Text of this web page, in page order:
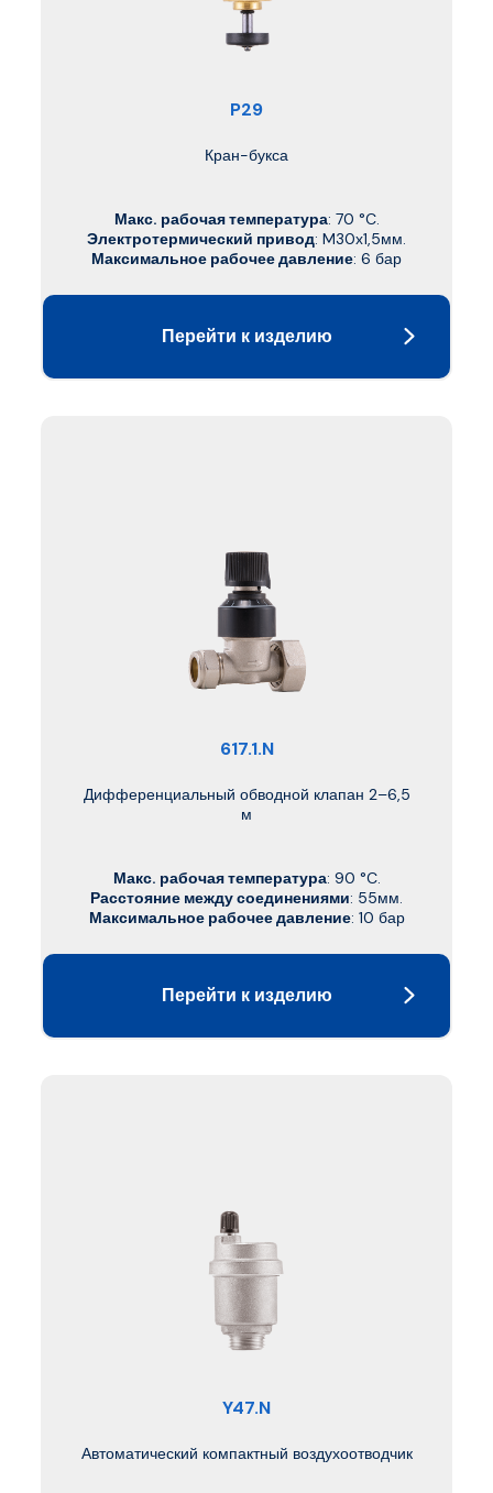
P29
Кран-букса
Макс. рабочая температура: 70 °C.
Электротермический привод: M30x1,5мм.
Максимальное рабочее давление: 6 бар
Перейти к изделию
617.1.N
Дифференциальный обводной клапан 2–6,5
м
Макс. рабочая температура: 90 °C.
Расстояние между соединениями: 55мм.
Максимальное рабочее давление: 10 бар
Перейти к изделию
Y47.N
Автоматический компактный воздухоотводчик